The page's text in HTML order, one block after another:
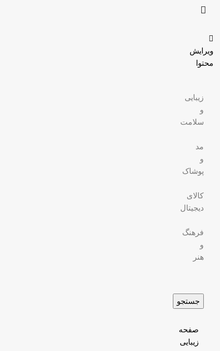
ویرایش
محتوا
زیبایی
و
سلامت
مد
و
پوشاک
کالای
دیجیتال
فرهنگ
و
هنر
جستجو
صفحه
زیبایی